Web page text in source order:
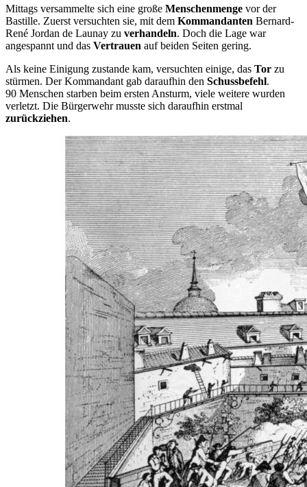
Mittags versammelte sich eine große Menschenmenge vor der
Bastille. Zuerst versuchten sie, mit dem Kommandanten Bernard-
René Jordan de Launay zu verhandeln. Doch die Lage war
angespannt und das Vertrauen auf beiden Seiten gering.
Als keine Einigung zustande kam, versuchten einige, das Tor zu
stürmen. Der Kommandant gab daraufhin den Schussbefehl.
90 Menschen starben beim ersten Ansturm, viele weitere wurden
verletzt. Die Bürgerwehr musste sich daraufhin erstmal
zurückziehen.